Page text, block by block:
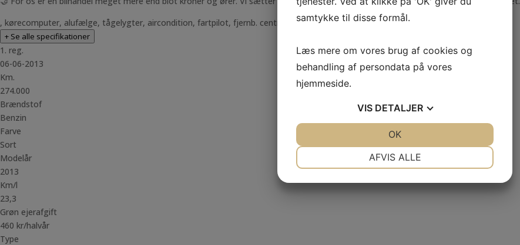
, kørecomputer, alufælge, tågelygter, aircondition, fartpilot, fjernb. centrallås, centrallås, airbag, el-ruder
+ Se alle specifikationer
1. reg.
06-06-2013
Km.
274.000
Brændstof
Benzin
Farve
Sort
Modelår
2013
Km/l
23,3
Grøn ejerafgift
460 kr/halvår
Type
samtykke til disse formål.
Læs mere om vores brug af cookies og
behandling af persondata på vores
hjemmeside.
VIS DETALJER
AFVIS ALLE
OK